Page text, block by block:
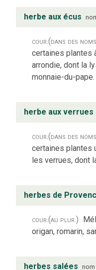
herbe aux écus
cour.(dans des
certaines plantes
arrondie, dont la
monnaie-du-pape.
herbe aux verrues
cour.(dans des
certaines plantes
les verrues, dont
herbes de
cour.(au plur.)
origan, romarin,
herbes salées nom